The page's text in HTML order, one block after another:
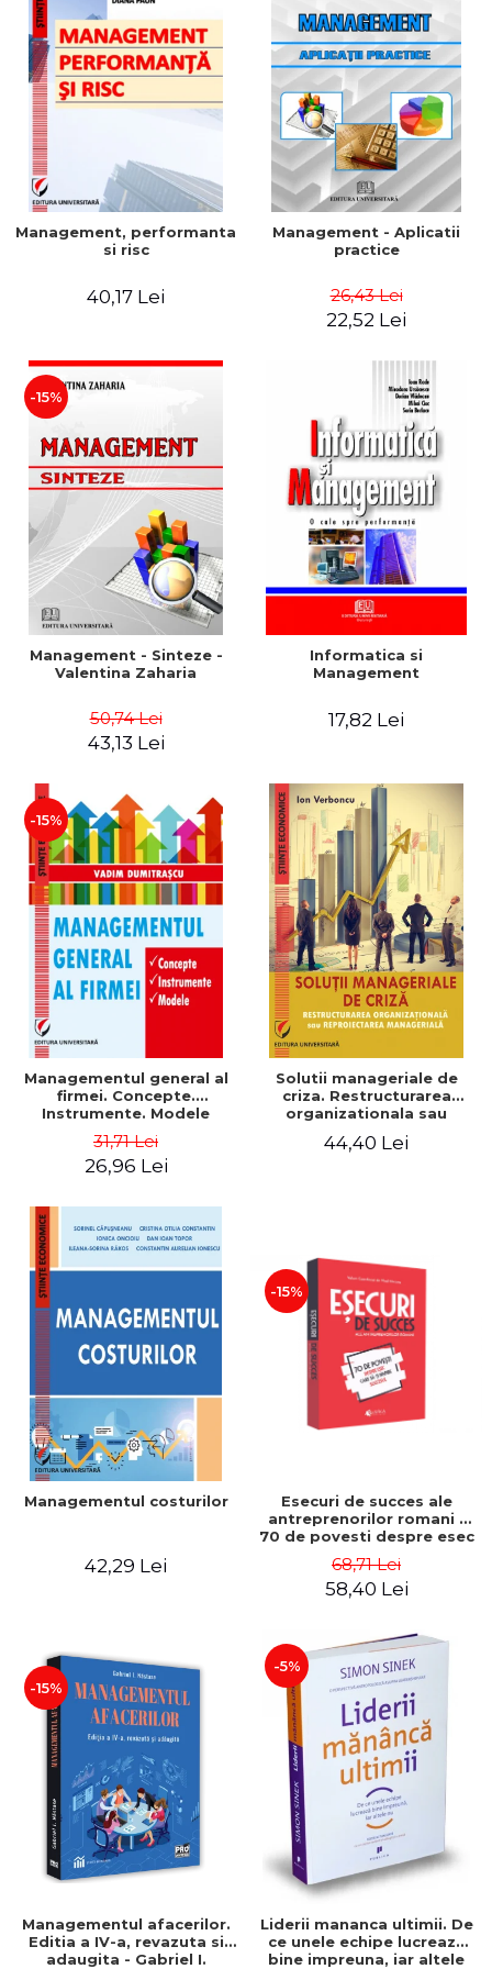
Management, performanta
si risc
40,17 Lei
Management - Aplicatii
practice
26,43 Lei
22,52 Lei
-15%
Management - Sinteze -
Valentina Zaharia
50,74 Lei
43,13 Lei
Informatica si
Management
17,82 Lei
-15%
Managementul general al
firmei. Concepte.
Instrumente. Modele
31,71 Lei
26,96 Lei
Solutii manageriale de
criza. Restructurarea
organizationala sau
44,40 Lei
Managementul costurilor
42,29 Lei
-15%
Esecuri de succes ale
antreprenorilor romani -
70 de povesti despre esec
68,71 Lei
58,40 Lei
-15%
Managementul afacerilor.
Editia a IV-a, revazuta si
adaugita - Gabriel I.
-5%
Liderii mananca ultimii. De
ce unele echipe lucreaza
bine impreuna, iar altele